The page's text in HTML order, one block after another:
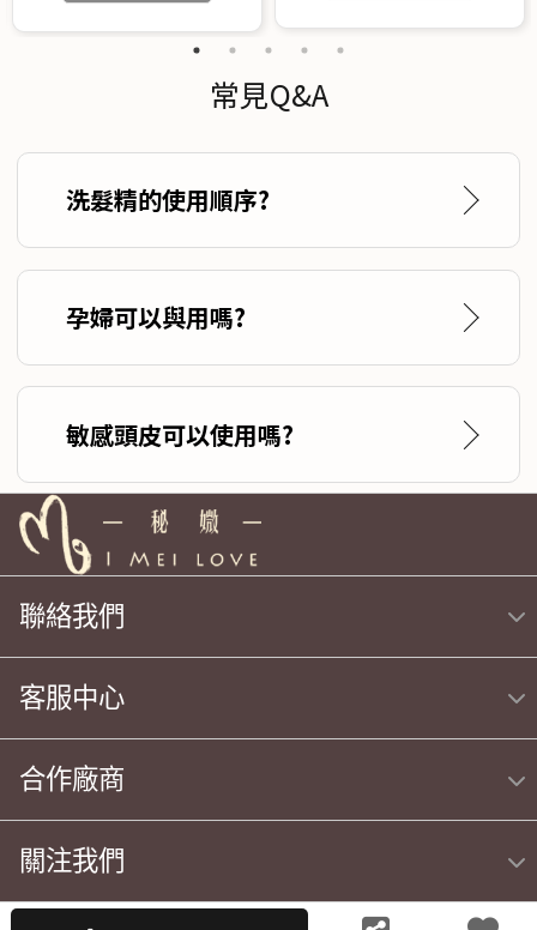
常見Q&A
洗髮精的使用順序?
孕婦可以與用嗎?
敏感頭皮可以使用嗎?
聯絡我們
客服中心
合作廠商
關注我們